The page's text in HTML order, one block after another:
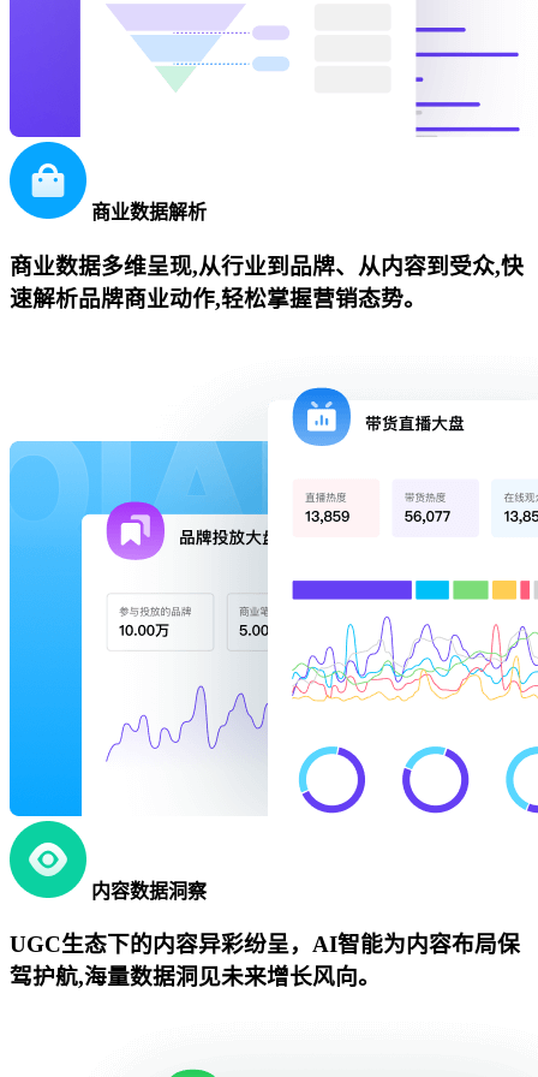
商业数据解析
商业数据多维呈现,从行业到品牌、从内容到受众,快
速解析品牌商业动作,轻松掌握营销态势。
内容数据洞察
UGC生态下的内容异彩纷呈，AI智能为内容布局保
驾护航,海量数据洞见未来增长风向。